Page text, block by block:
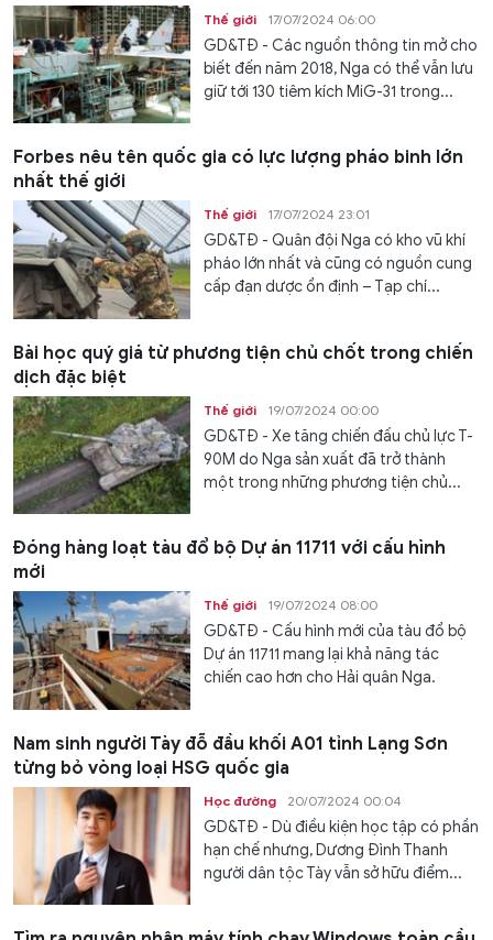
Thế giới 17/07/2024 06:00
GD&TĐ - Các nguồn thông tin mở cho
biết đến năm 2018, Nga có thể vẫn lưu
giữ tới 130 tiêm kích MiG-31 trong...
Forbes nêu tên quốc gia có lực lượng pháo binh lớn
nhất thế giới
Thế giới 17/07/2024 23:01
GD&TĐ - Quân đội Nga có kho vũ khí
pháo lớn nhất và cũng có nguồn cung
cấp đạn dược ổn định – Tạp chí...
Bài học quý giá từ phương tiện chủ chốt trong chiến
dịch đặc biệt
Thế giới 19/07/2024 00:00
GD&TĐ - Xe tăng chiến đấu chủ lực T-
90M do Nga sản xuất đã trở thành
một trong những phương tiện chủ...
Đóng hàng loạt tàu đổ bộ Dự án 11711 với cấu hình
mới
Thế giới 19/07/2024 08:00
GD&TĐ - Cấu hình mới của tàu đổ bộ
Dự án 11711 mang lại khả năng tác
chiến cao hơn cho Hải quân Nga.
Nam sinh người Tày đỗ đầu khối A01 tỉnh Lạng Sơn
từng bỏ vòng loại HSG quốc gia
Học đường 20/07/2024 00:04
GD&TĐ - Dù điều kiện học tập có phần
hạn chế nhưng, Dương Đình Thanh
người dân tộc Tày vẫn sở hữu điểm...